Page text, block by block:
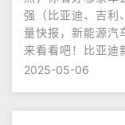
强（比亚迪、吉利
量快报，新能源汽
来看看吧！比亚迪
2025-05-06